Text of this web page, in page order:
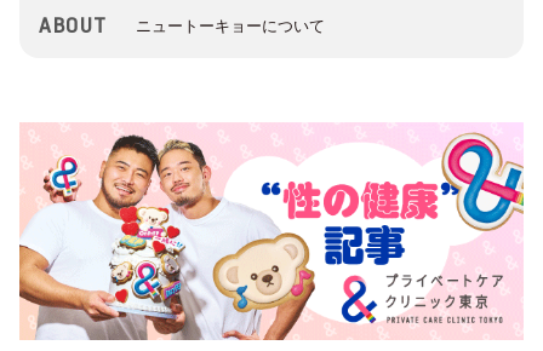
ABOUT ニュートーキョーについて